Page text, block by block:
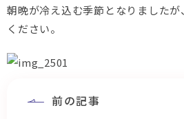
朝晩が冷え込む季節となりました
ください。
前の記事